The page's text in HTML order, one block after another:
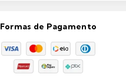
Formas de Pagamento